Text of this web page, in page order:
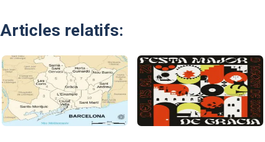
Articles relatifs: